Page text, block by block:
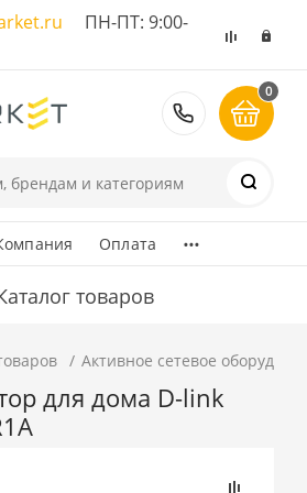
ПН-ПТ: 9:00-
8 (495)
0
Оплата ...
товаров
Активное сетевое
для дома D-link